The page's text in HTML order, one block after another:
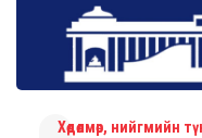
Хөдөлмөр, нийгмийн